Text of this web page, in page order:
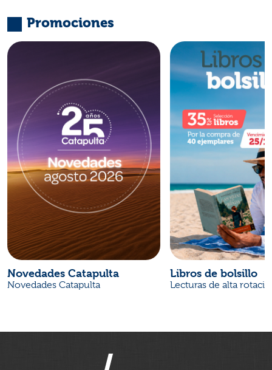
Promociones
Novedades Catapulta
Novedades Catapulta
Libros de bolsillo
Lecturas de alta